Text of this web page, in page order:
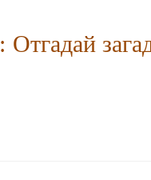
: Отгадай